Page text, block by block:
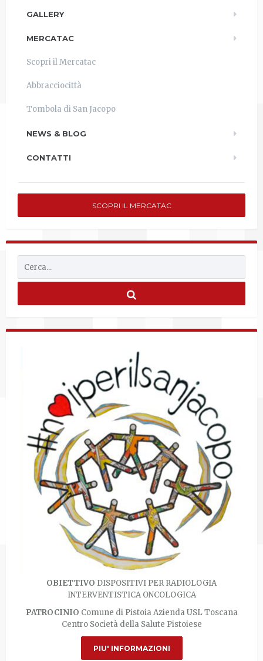
GALLERY
MERCATAC
Scopri il Mercatac
Abbracciocittà
Tombola di San Jacopo
NEWS & BLOG
CONTATTI
SCOPRI IL MERCATAC
OBIETTIVO DISPOSITIVI PER RADIOLOGIA
INTERVENTISTICA ONCOLOGICA
PATROCINIO Comune di Pistoia Azienda USL Toscana
Centro Società della Salute Pistoiese
PIU' INFORMAZIONI